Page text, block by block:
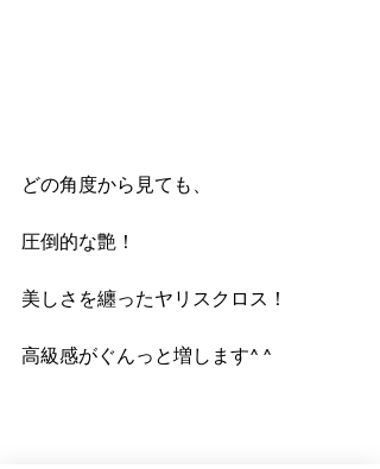
どの角度から見ても、
圧倒的な艶！
美しさを纏ったヤリスクロス！
高級感がぐんっと増します^ ^